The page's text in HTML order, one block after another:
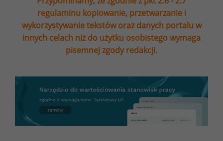
regulaminu kopiowanie, przetwarzanie i
wykorzystywanie tekstów oraz danych portalu w
innych celach niż do użytku osobistego wymaga
pisemnej zgody redakcji.